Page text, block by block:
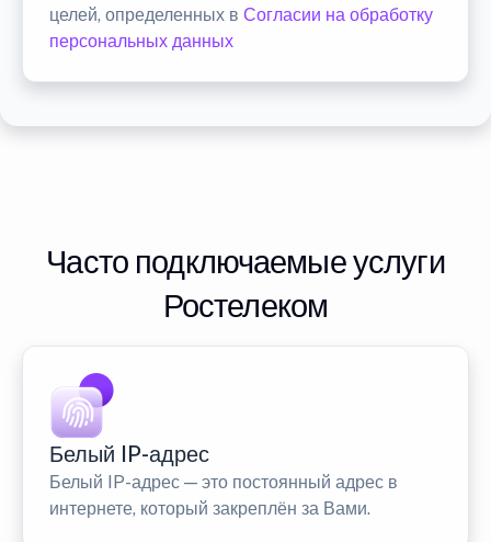
целей, определенных в Согласии на обработку
персональных данных
Часто подключаемые услуги
Ростелеком
Белый IP-адрес
Белый IP-адрес — это постоянный адрес в
интернете, который закреплён за Вами.